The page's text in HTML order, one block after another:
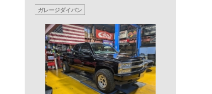
ガレージダイバン